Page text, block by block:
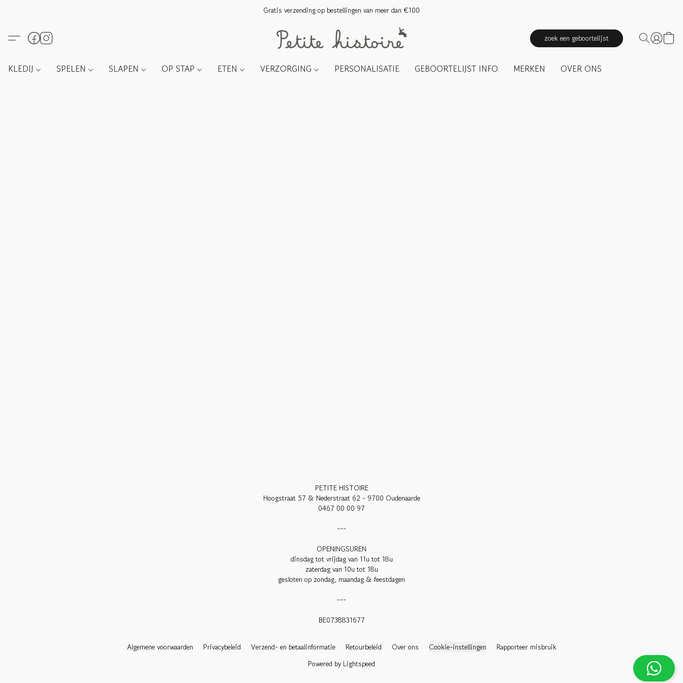
Gratis verzending op bestellingen van meer dan €100
zoek een geboortelijst
KLEDIJ SPELEN SLAPEN OP STAP ETEN VERZORGING PERSONALISATIE GEBOORTELIJST INFO MERKEN OVER ONS
PETITE HISTOIRE
Hoogstraat 57 & Nederstraat 62 - 9700 Oudenaarde
0467 00 00 97
---
OPENINGSUREN
dinsdag tot vrijdag van 11u tot 18u
zaterdag van 10u tot 18u
gesloten op zondag, maandag & feestdagen
---
BE0738831677
Algemene voorwaarden Privacybeleid Verzend- en betaalinformatie Retourbeleid Over ons Cookie-instellingen
Rapporteer misbruik
Powered by Lightspeed